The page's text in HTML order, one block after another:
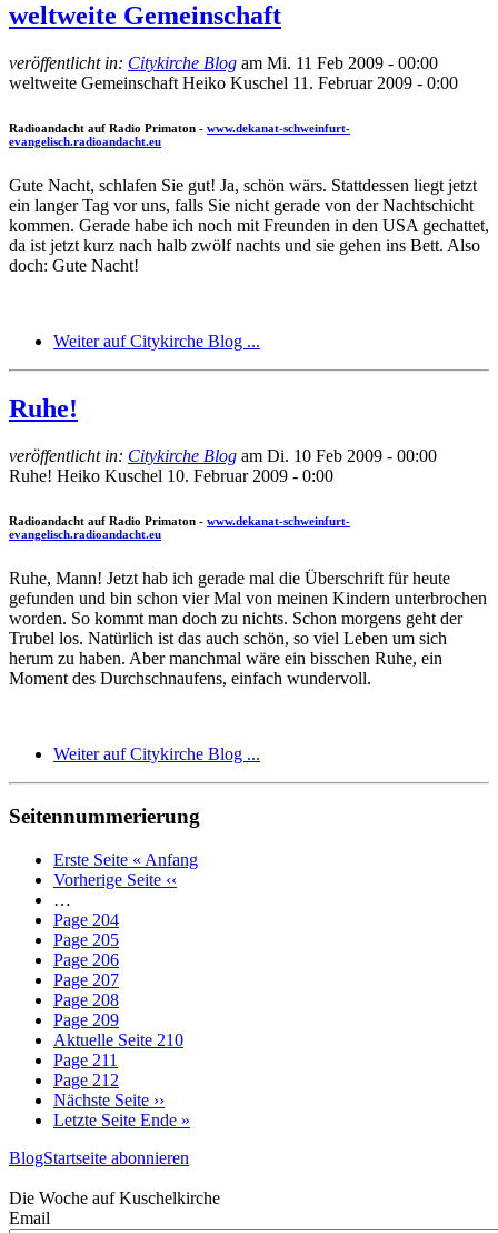
weltweite Gemeinschaft
veröffentlicht in: Citykirche Blog am Mi. 11 Feb 2009 - 00:00
weltweite Gemeinschaft Heiko Kuschel 11. Februar 2009 - 0:00
Radioandacht auf Radio Primaton - www.dekanat-schweinfurt-
evangelisch.radioandacht.eu
Gute Nacht, schlafen Sie gut! Ja, schön wärs. Stattdessen liegt jetzt
ein langer Tag vor uns, falls Sie nicht gerade von der Nachtschicht
kommen. Gerade habe ich noch mit Freunden in den USA gechattet,
da ist jetzt kurz nach halb zwölf nachts und sie gehen ins Bett. Also
doch: Gute Nacht!
Weiter auf Citykirche Blog ...
Ruhe!
veröffentlicht in: Citykirche Blog am Di. 10 Feb 2009 - 00:00
Ruhe! Heiko Kuschel 10. Februar 2009 - 0:00
Radioandacht auf Radio Primaton - www.dekanat-schweinfurt-
evangelisch.radioandacht.eu
Ruhe, Mann! Jetzt hab ich gerade mal die Überschrift für heute
gefunden und bin schon vier Mal von meinen Kindern unterbrochen
worden. So kommt man doch zu nichts. Schon morgens geht der
Trubel los. Natürlich ist das auch schön, so viel Leben um sich
herum zu haben. Aber manchmal wäre ein bisschen Ruhe, ein
Moment des Durchschnaufens, einfach wundervoll.
Weiter auf Citykirche Blog ...
Seitennummerierung
Erste Seite « Anfang
Vorherige Seite ‹‹
…
Page 204
Page 205
Page 206
Page 207
Page 208
Page 209
Aktuelle Seite 210
Page 211
Page 212
Nächste Seite ››
Letzte Seite Ende »
BlogStartseite abonnieren
Die Woche auf Kuschelkirche
Email